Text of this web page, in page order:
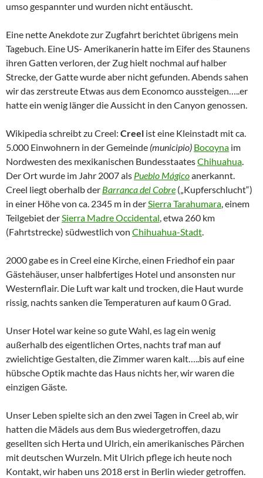
umso gespannter und wurden nicht entäuscht.
Eine nette Anekdote zur Zugfahrt berichtet übrigens mein
Tagebuch. Eine US- Amerikanerin hatte im Eifer des Staunens
ihren Gatten verloren, der Zug hielt nochmal auf halber
Strecke, der Gatte wurde aber nicht gefunden. Abends sahen
wir das zerstreute Etwas aus dem Economco aussteigen…..er
hatte ein wenig länger die Aussicht in den Canyon genossen.
Wikipedia schreibt zu Creel: Creel ist eine Kleinstadt mit ca.
5.000 Einwohnern in der Gemeinde (municipio) Bocoyna im
Nordwesten des mexikanischen BundesstaatesChihuahua.
Der Ort wurde im Jahr 2007 als Pueblo Mágicoanerkannt.
Creel liegt oberhalb der Barranca del Cobre („Kupferschlucht“)
in einer Höhe von ca. 2345 m in derSierra Tarahumara, einem
Teilgebiet derSierra Madre Occidental, etwa 260 km
(Fahrtstrecke) südwestlich von Chihuahua-Stadt.
2000 gabe es in Creel eine Kirche, einen Friedhof ein paar
Gästehäuser, unser halbfertiges Hotel und ansonsten nur
Westernflair. Die Luft war kalt und trocken, die Haut wurde
rissig, nachts sanken die Temperaturen auf kaum 0 Grad.
Unser Hotel war keine so gute Wahl, es lag ein wenig
außerhalb des eigentlichen Ortes, nachts traf man auf
zwielichtige Gestalten, die Zimmer waren kalt…..bis auf eine
hübsche Optik machte das Haus nichts her, wir waren die
einzigen Gäste.
Unser Leben spielte sich an den zwei Tagen in Creel ab, wir
hatten die Mädels aus dem Bus wiedergetroffen, dazu
gesellten sich Herta und Ulrich, ein amerikanisches Pärchen
mit deutschen Wurzeln. Mit Ulrich pflege ich heute noch
Kontakt, wir haben uns 2018 erst in Berlin wieder getroffen.